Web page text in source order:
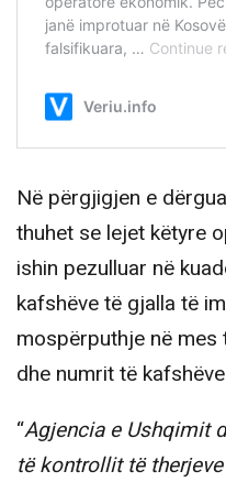
Në përgjigjen e
thuhet se lejet këtyre
ishin pezulluar në
kafshëve të gjalla të
mospërputhje në
dhe numrit të
“Agjencia e Ushqimit
të kontrollit të